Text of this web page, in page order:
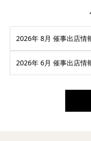
2026年 8月 催事出店情
2026年 6月 催事出店情